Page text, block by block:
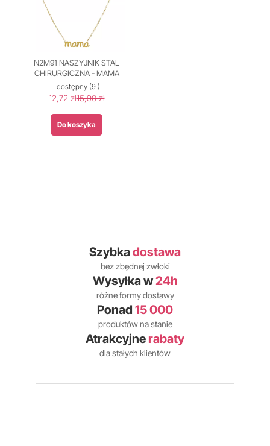
N2M91 NASZYJNIK STAL
CHIRURGICZNA - MAMA
dostępny(9 )
12,72 zł15,90 zł
Do koszyka
Szybkadostawa
bez zbędnej zwłoki
Wysyłka w24h
różne formy dostawy
Ponad 15 000
produktów na stanie
Atrakcyjne rabaty
dla stałych klientów